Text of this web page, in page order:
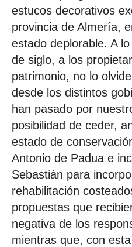
estucos decorativos
provincia de Almería,
estado deplorable. A
de siglo, a los
patrimonio, no lo
desde los distintos
han pasado por
posibilidad de ceder,
estado de
Antonio de Padua e
Sebastián para
rehabilitación
propuestas que
negativa de los
mientras que, con